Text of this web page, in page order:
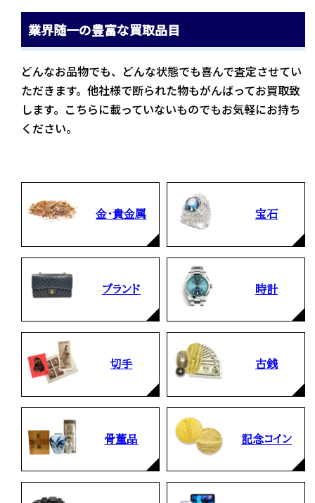
業界随一の豊富な買取品目
どんなお品物でも、どんな状態でも喜んで査定させてい
ただきます。他社様で断られた物もがんばってお買取致
します。こちらに載っていないものでもお気軽にお持ち
ください。
金・貴金属 宝石
ブランド 時計
切手 古銭
骨董品 記念コイン